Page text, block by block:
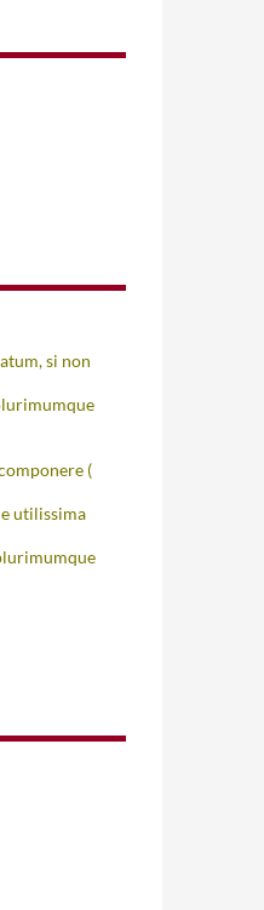
si non
(
utilissima